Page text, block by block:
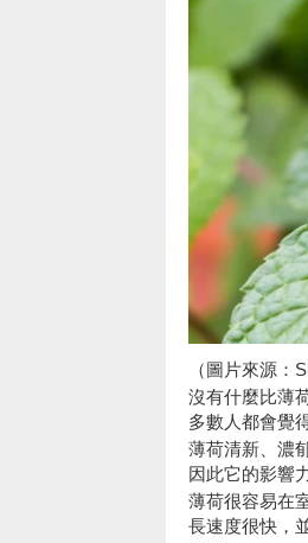
（圖片來源：
沒有什麼比薄
多數人都會覺
薄荷清新、濃
因此它的影響
薄荷很容易在
長速度很快，